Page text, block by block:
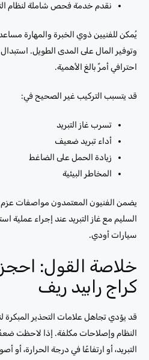
نقدم خدمة فحص شاملة لنظام
يُمكن للفنيين ذوي الخبرة والمهارة
وتوفير المال على المدى الطويل.
احترافي أمرٌ بالغ الأهمية.
قد يتسبب التركيب غير الصحيح في:
تسرب غاز التبريد
أداء تبريد ضعيف
زيادة الحمل على الضاغط
المخاطر البيئية
يضمن الفنيون المعتمدون مواصفات عزم
السليم مع غاز التبريد عند إجراء عملية
سيارات أودي.
خلاصة القول:
كراج رابيد ريف
قد يؤدي تجاهل علامات التحذير المبكرة
النظام وإصلاحات مكلفة. إذا لاحظت
التبريد، أو ارتفاعًا في درجة الحرارة، أو